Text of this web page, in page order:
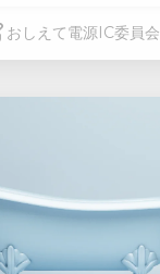
おしえて電源IC委員会